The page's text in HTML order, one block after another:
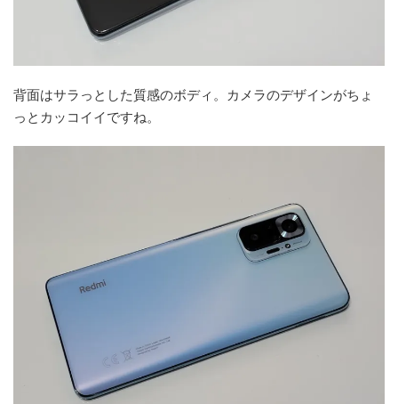
背面はサラっとした質感のボディ。カメラのデザインがちょ
っとカッコイイですね。